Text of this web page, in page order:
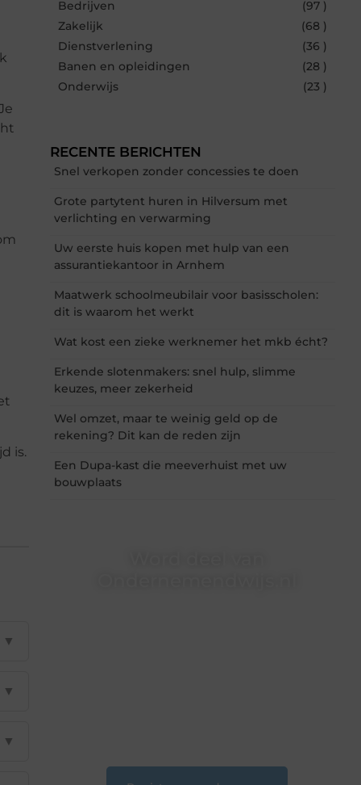
is.
▼
▼
▼
Bedrijven
(97 )
Zakelijk
(68 )
Dienstverlening
(36 )
Banen en opleidingen
(28 )
Onderwijs
(23 )
RECENTE BERICHTEN
Snel verkopen zonder concessies te doen
Grote partytent huren in Hilversum met
verlichting en verwarming
Uw eerste huis kopen met hulp van een
assurantiekantoor in Arnhem
Maatwerk schoolmeubilair voor basisscholen:
dit is waarom het werkt
Wat kost een zieke werknemer het mkb écht?
Erkende slotenmakers: snel hulp, slimme
keuzes, meer zekerheid
Wel omzet, maar te weinig geld op de
rekening? Dit kan de reden zijn
Een Dupa-kast die meeverhuist met uw
bouwplaats